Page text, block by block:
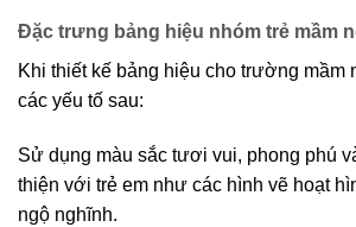
Đặc trưng bảng hiệu nhóm trẻ mầm
Khi thiết kế bảng hiệu cho trường mầm
các yếu tố sau:
Sử dụng màu sắc tươi vui, phong phú
thiện với trẻ em như các hình vẽ hoạt
ngộ nghĩnh.